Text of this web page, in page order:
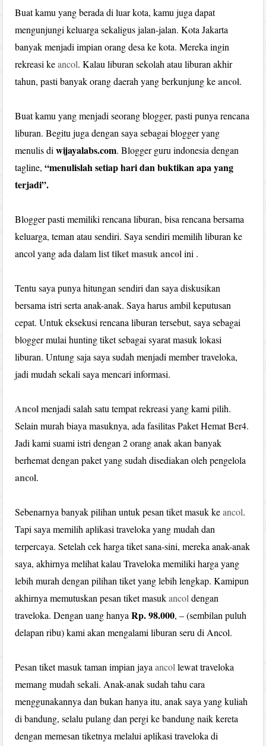
Buat kamu yang berada di luar kota, kamu juga dapat
mengunjungi keluarga sekaligus jalan-jalan. Kota Jakarta
banyak menjadi impian orang desa ke kota. Mereka ingin
rekreasi keancol. Kalau liburan sekolah atau liburan akhir
tahun, pasti banyak orang daerah yang berkunjung keancol.
Buat kamu yang menjadi seorang blogger, pasti punya rencana
liburan. Begitu juga dengan saya sebagai blogger yang
menulis diwijayalabs.com. Blogger guru indonesia dengan
tagline,“menulislah setiap hari dan buktikan apa yang
terjadi”.
Blogger pasti memiliki rencana liburan, bisa rencana bersama
keluarga, teman atau sendiri. Saya sendiri memilih liburan ke
ancol yang ada dalam listtiket masuk ancol ini .
Tentu saya punya hitungan sendiri dan saya diskusikan
bersama istri serta anak-anak. Saya harus ambil keputusan
cepat. Untuk eksekusi rencana liburan tersebut, saya sebagai
blogger mulai hunting tiket sebagai syarat masuk lokasi
liburan. Untung saja saya sudah menjadi member traveloka,
jadi mudah sekali saya mencari informasi.
Ancol menjadi salah satu tempat rekreasi yang kami pilih.
Selain murah biaya masuknya, ada fasilitas Paket Hemat Ber4.
Jadi kami suami istri dengan 2 orang anak akan banyak
berhemat dengan paket yang sudah disediakan oleh pengelola
ancol.
Sebenarnya banyak pilihan untuk pesan tiket masuk keancol.
Tapi saya memilih aplikasi traveloka yang mudah dan
terpercaya. Setelah cek harga tiket sana-sini, mereka anak-anak
saya, akhirnya melihat kalau Traveloka memiliki harga yang
lebih murah dengan pilihan tiket yang lebih lengkap. Kamipun
akhirnya memutuskan pesan tiket masukancol dengan
traveloka. Dengan uang hanyaRp. 98.000, – (sembilan puluh
delapan ribu) kami akan mengalami liburan seru di Ancol.
Pesan tiket masuk taman impian jayaancol lewat traveloka
memang mudah sekali. Anak-anak sudah tahu cara
menggunakannya dan bukan hanya itu, anak saya yang kuliah
di bandung, selalu pulang dan pergi ke bandung naik kereta
dengan memesan tiketnya melalui aplikasi traveloka di